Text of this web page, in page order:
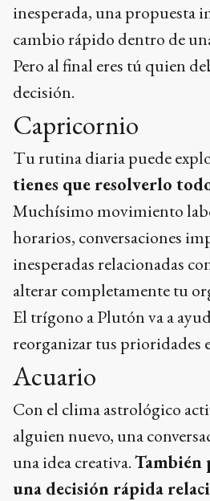
inesperada, una propuesta
cambio rápido dentro de
Pero al final eres tú quien
decisión.
Capricornio
Tu rutina diaria puede
tienes que resolverlo
Muchísimo movimiento
horarios, conversaciones
inesperadas relacionadas
alterar completamente tu
El trígono a Plutón va a
reorganizar tus prioridades
Acuario
Con el clima astrológico
alguien nuevo, una
una idea creativa.También
una decisión rápida